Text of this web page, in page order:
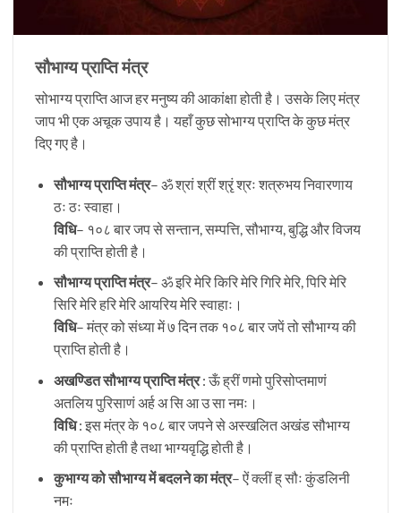
सौभाग्य प्राप्ति मंत्र
सोभाग्य प्राप्ति आज हर मनुष्य की आकांक्षा होती है। उसके लिए मंत्र
जाप भी एक अचूक उपाय है। यहाँ कुछ सोभाग्य प्राप्ति के कुछ मंत्र
दिए गए है।
सौभाग्य प्राप्ति मंत्र– ॐ श्रां श्रीं श्रृं श्रः शत्रुभय निवारणाय
ठः ठः स्वाहा।
विधि– १०८ बार जप से सन्तान, सम्पत्ति, सौभाग्य, बुद्धि और विजय
की प्राप्ति होती है।
सौभाग्य प्राप्ति मंत्र– ॐ इरि मेरि किरि मेरि गिरि मेरि, पिरि मेरि
सिरि मेरि हरि मेरि आयरिय मेरि स्वाहाः।
विधि– मंत्र को संध्या में ७ दिन तक १०८ बार जपें तो सौभाग्य की
प्राप्ति होती है।
अखण्डित सौभाग्य प्राप्ति मंत्र: ऊँ ह्रीं णमो पुरिसोप्तमाणं
अतलिय पुरिसाणं अर्ह अ सि आ उ सा नमः।
विधि: इस मंत्र के १०८ बार जपने से अस्खलित अखंड सौभाग्य
की प्राप्ति होती है तथा भाग्यवृद्धि होती है।
कुभाग्य को सौभाग्य में बदलने का मंत्र– ऐं क्लीं ह् सौः कुंडलिनी
नमः